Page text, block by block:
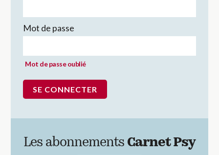
Mot de passe
Mot de passe oublié
Les abonnements Carnet Psy